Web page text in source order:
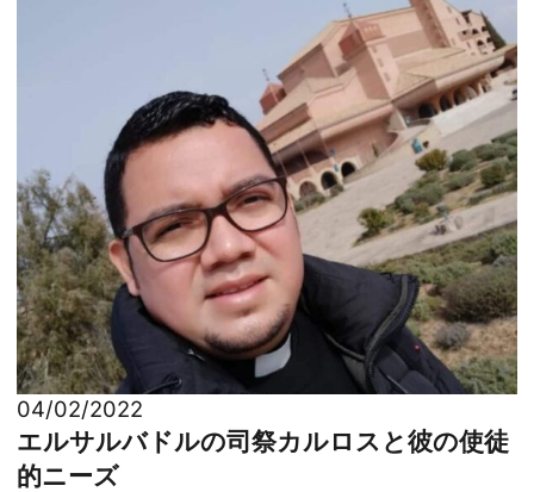
04/02/2022
エルサルバドルの司祭カルロスと彼の使徒
的ニーズ